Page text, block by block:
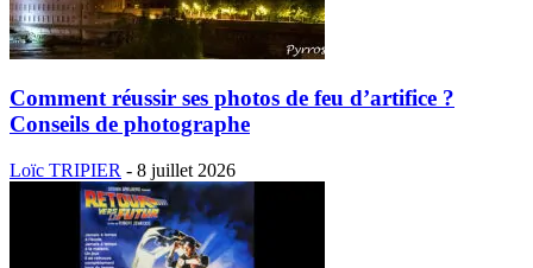
Comment réussir ses photos de feu d’artifice ?
Conseils de photographe
Loïc TRIPIER - 8 juillet 2026